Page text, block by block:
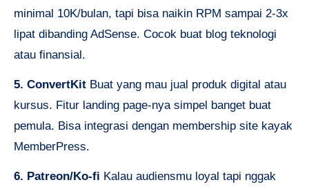
minimal 10K/bulan, tapi bisa naikin RPM sampai 2-3x
lipat dibanding AdSense. Cocok buat blog teknologi
atau finansial.
5. ConvertKit Buat yang mau jual produk digital atau
kursus. Fitur landing page-nya simpel banget buat
pemula. Bisa integrasi dengan membership site kayak
MemberPress.
6. Patreon/Ko-fi Kalau audiensmu loyal tapi nggak